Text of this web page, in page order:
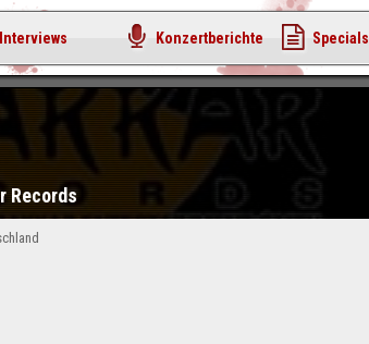
Records
Interviews Konzertberichte Specials